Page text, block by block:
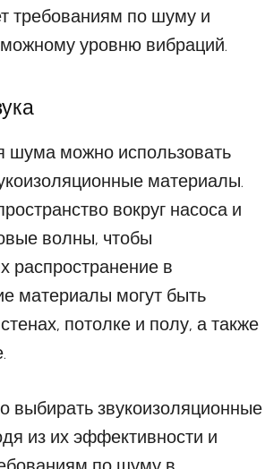
требованиям по шуму и
уровню вибраций.
можно использовать
материалы.
вокруг насоса и
волны, чтобы
распространение в
материалы могут быть
потолке и полу, а также
выбирать звукоизоляционные
из их эффективности и